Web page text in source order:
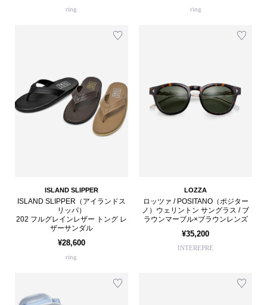
ring ring
ISLAND SLIPPER
ISLAND SLIPPER（アイランドス
リッパ）
202 フルグレインレザー トング レ
ザーサンダル
¥28,600
ring
LOZZA
ロッツァ / POSITANO（ポジター
ノ）ウェリントン サングラス / ブ
ラウンマーブル×ブラウンレンズ
¥35,200
INTEREPRE